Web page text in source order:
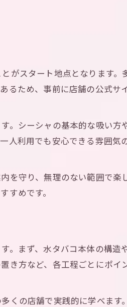
がスタート地点となります。
るため、事前に店舗の公式サ
。シーシャの基本的な吸い方
人利用でも安心できる雰囲気
を守り、無理のない範囲で楽
すめです。
。まず、水タバコ本体の構造
き方など、各工程ごとにポイ
くの店舗で実践的に学べます